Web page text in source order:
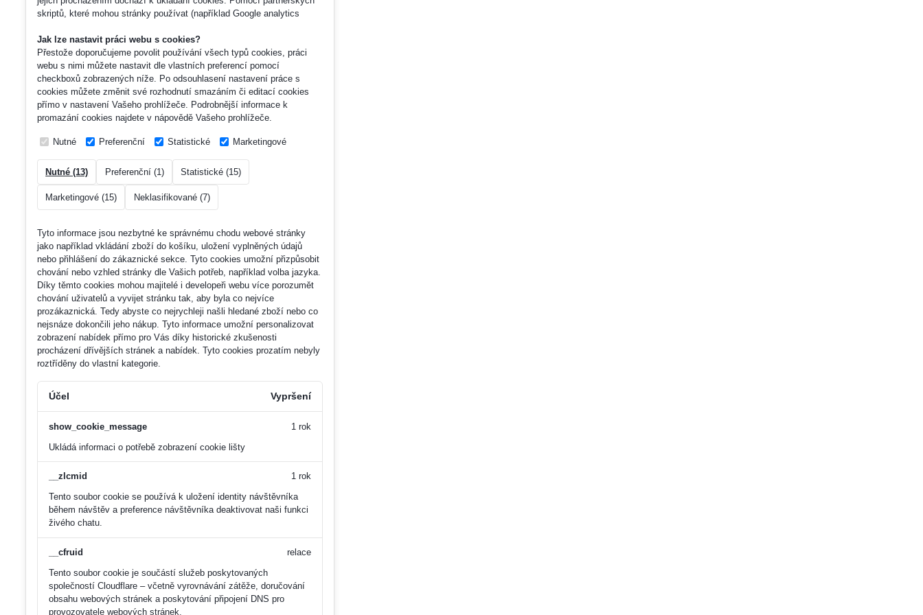
skriptů, které mohou stránky používat (například Google analytics
Jak lze nastavit práci webu s cookies?
Přestože doporučujeme povolit používání všech typů cookies, práci
webu s nimi můžete nastavit dle vlastních preferencí pomocí
checkboxů zobrazených níže. Po odsouhlasení nastavení práce s
cookies můžete změnit své rozhodnutí smazáním či editací cookies
přímo v nastavení Vašeho prohlížeče. Podrobnější informace k
promazání cookies najdete v nápovědě Vašeho prohlížeče.
Nutné Preferenční Statistické Marketingové
Nutné (13) Preferenční (1) Statistické (15)
Marketingové (15) Neklasifikované (7)
Tyto informace jsou nezbytné ke správnému chodu webové stránky
jako například vkládání zboží do košíku, uložení vyplněných údajů
nebo přihlášení do zákaznické sekce. Tyto cookies umožní přizpůsobit
chování nebo vzhled stránky dle Vašich potřeb, například volba jazyka.
Díky těmto cookies mohou majitelé i developeři webu více porozumět
chování uživatelů a vyvijet stránku tak, aby byla co nejvíce
prozákaznická. Tedy abyste co nejrychleji našli hledané zboží nebo co
nejsnáze dokončili jeho nákup. Tyto informace umožní personalizovat
zobrazení nabídek přímo pro Vás díky historické zkušenosti
procházení dřívějších stránek a nabídek. Tyto cookies prozatím nebyly
roztříděny do vlastní kategorie.
Účel Vypršení
show_cookie_message
Ukládá informaci o potřebě zobrazení cookie lišty
1 rok
__zlcmid
Tento soubor cookie se používá k uložení identity návštěvníka
během návštěv a preference návštěvníka deaktivovat naši funkci
živého chatu.
1 rok
__cfruid
Tento soubor cookie je součástí služeb poskytovaných
společností Cloudflare – včetně vyrovnávání zátěže, doručování
obsahu webových stránek a poskytování připojení DNS pro
provozovatele webových stránek.
relace